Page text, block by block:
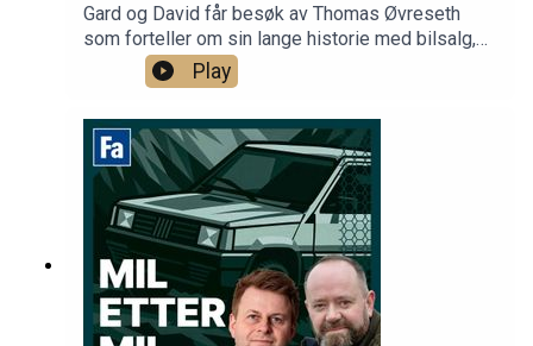
Gard og David får besøk av Thomas Øvreseth
som forteller om sin lange historie med bilsalg,
bilentusiasme og ikke minst Jaguars historie i
Norge. Hva som er bra entusiastkjøp for tiden er
selvsagt også tema!
Play